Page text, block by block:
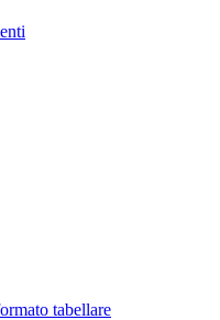
tabellare